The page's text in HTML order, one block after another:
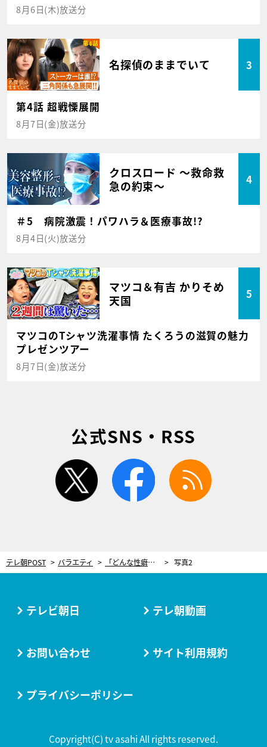
8月6日(木)放送分
名探偵のままでいて 3
第4話 超戦慄展開
8月7日(金)放送分
クロスロード ～救命救
急の約束～
4
＃5 病院激震！パワハラ＆医療事故!?
8月4日(火)放送分
マツコ＆有吉 かりそめ
天国
5
マツコのTシャツ洗濯事情 たくろうの滋賀の魅力
プレゼンツアー
8月7日(金)放送分
公式SNS・RSS
twitter facebook
テレ朝POST バラエティ 「どんな性癖でも受け入れる」人気タレントが恋人に頼まれた“特殊な行為”。思わずググったのは「目 舐められる範囲」 写真2
テレビ朝日 テレ朝動画
お問い合わせ サイト利用規約
プライバシーポリシー
Copyright(C) tv asahi All rights reserved.